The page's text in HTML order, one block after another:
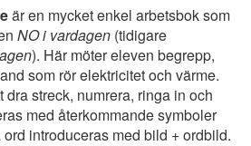
är en mycket enkel arbetsbok som
NO i vardagen (tidigare
). Här möter eleven begrepp,
som rör elektricitet och värme.
streck, numrera, ringa in och
med återkommande symboler
introduceras med bild + ordbild.